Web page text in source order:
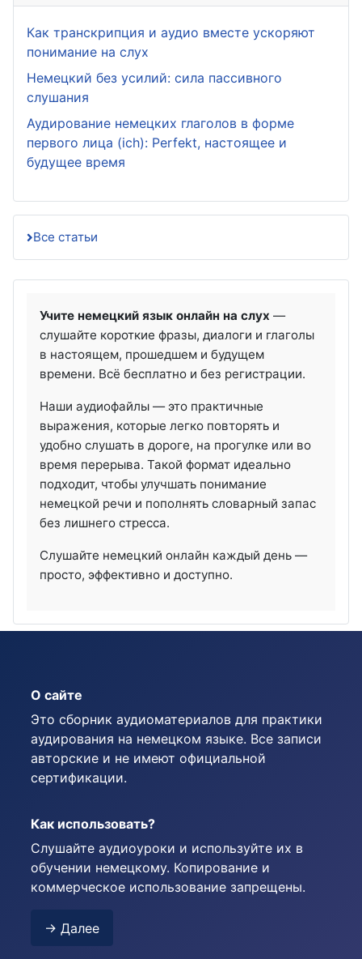
Как транскрипция и аудио вместе ускоряют
понимание на слух
Немецкий без усилий: сила пассивного
слушания
Аудирование немецких глаголов в форме
первого лица (ich): Perfekt, настоящее и
будущее время
Все статьи
Учите немецкий язык онлайн на слух —
слушайте короткие фразы, диалоги и глаголы
в настоящем, прошедшем и будущем
времени. Всё бесплатно и без регистрации.
Наши аудиофайлы — это практичные
выражения, которые легко повторять и
удобно слушать в дороге, на прогулке или во
время перерыва. Такой формат идеально
подходит, чтобы улучшать понимание
немецкой речи и пополнять словарный запас
без лишнего стресса.
Слушайте немецкий онлайн каждый день —
просто, эффективно и доступно.
О сайте
Это сборник аудиоматериалов для практики
аудирования на немецком языке. Все записи
авторские и не имеют официальной
сертификации.
Как использовать?
Слушайте аудиоуроки и используйте их в
обучении немецкому. Копирование и
коммерческое использование запрещены.
→ Далее